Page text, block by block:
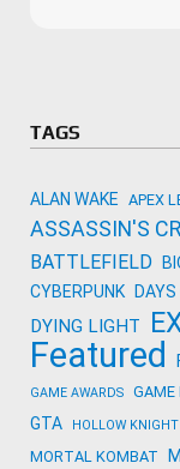
TAGS
ALAN WAKE APEX
ASSASSIN'S
BATTLEFIELD
CYBERPUNK DAYS
DYING LIGHT
Featured
GAME AWARDS GAME
GTA HOLLOW KNIGHT
MORTAL KOMBAT